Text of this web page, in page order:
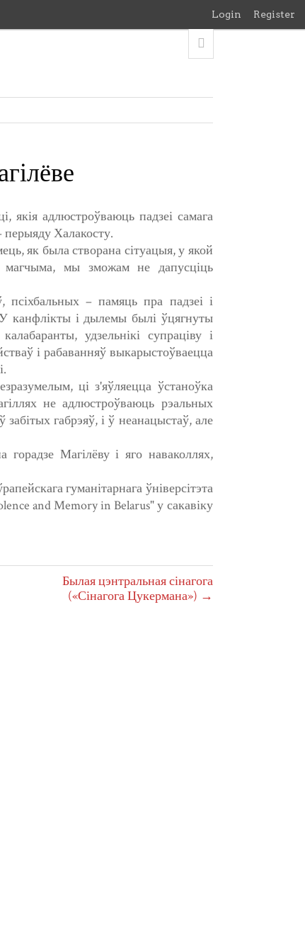
Login Register
якія адлюстроўваюць падзеі самага
перыяду Халакосту.
як была створана сітуацыя, у якой
магчыма, мы зможам не дапусціць
псіхбальных – памяць пра падзеі і
канфлікты і дылемы былі ўцягнуты
удзельнікі супраціву і
і рабаванняў выкарыстоўваецца
ці з'яўляецца ўстаноўка
не адлюстроўваюць рэальных
габрэяў, і ў неанацыстаў, але
Магілёву і яго наваколлях,
гуманітарнага ўніверсітэта
and Memory in Belarus" у сакавіку
Былая цэнтральная сінагога
(«Сінагога Цукермана») →